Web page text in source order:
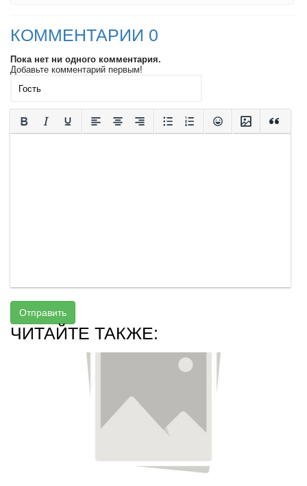
КОММЕНТАРИИ 0
Пока нет ни одного комментария.
Добавьте комментарий первым!
Отправить
ЧИТАЙТЕ ТАКЖЕ: